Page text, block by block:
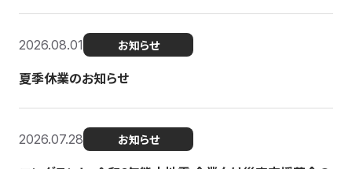
2026.08.01 お知らせ
夏季休業のお知らせ
2026.07.28 お知らせ